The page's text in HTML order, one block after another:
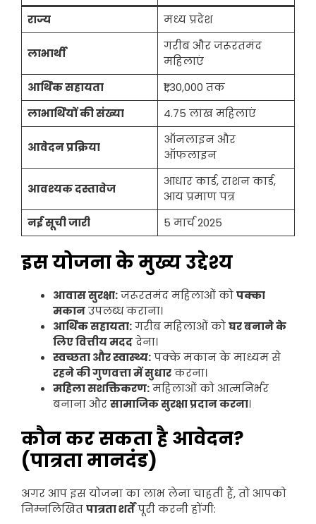
राज्य
मध्य प्रदेश
लाभार्थी
गरीब और जरूरतमंद
महिलाएं
आर्थिक सहायता
₹1,30,000 तक
लाभार्थियों की संख्या
4.75 लाख महिलाएं
आवेदन प्रक्रिया
ऑनलाइन और
ऑफलाइन
आवश्यक दस्तावेज
आधार कार्ड, राशन कार्ड,
आय प्रमाण पत्र
नई सूची जारी
5 मार्च 2025
इस योजना के मुख्य उद्देश्य
आवास सुरक्षा:जरूरतमंद महिलाओं कोपक्का
मकानउपलब्ध कराना।
आर्थिक सहायता:गरीब महिलाओं कोघर बनाने के
लिए वित्तीय मदददेना।
स्वच्छता और स्वास्थ्य:पक्के मकान के माध्यम से
रहने की गुणवत्ता में सुधारकरना।
महिला सशक्तिकरण:महिलाओं को आत्मनिर्भर
बनाना औरसामाजिक सुरक्षा प्रदान करना।
कौन कर सकता है आवेदन?
(पात्रता मानदंड)
अगर आप इस योजना का लाभ लेना चाहती हैं, तो आपको
निम्नलिखितपात्रता शर्तेंपूरी करनी होंगी: